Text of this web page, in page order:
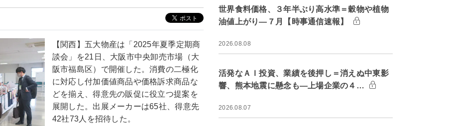
【関西】五大物産は「2025年夏季定期商
談会」を21日、大阪市中央卸売市場（大
阪市福島区）で開催した。消費の二極化
に対応し付加価値商品や価格訴求商品な
どを揃え、得意先の販促に役立つ提案を
展開した。出展メーカーは65社、得意先
42社73人を招待した。
世界食料価格、３年半ぶり高水準＝穀物や植物
油値上がり―７月【時事通信速報】
2026.08.08
活発なＡＩ投資、業績を後押し＝消えぬ中東影
響、熊本地震に懸念も―上場企業の４…
2026.08.07